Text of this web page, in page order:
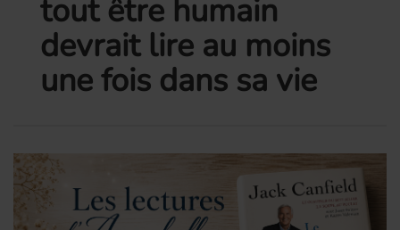
tout être humain
devrait lire au moins
une fois dans sa vie